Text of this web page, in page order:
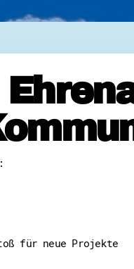
für neue Projekte